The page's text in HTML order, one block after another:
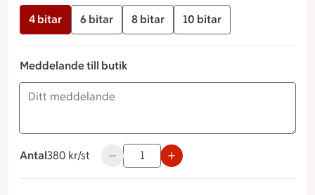
4 bitar 6 bitar 8 bitar 10 bitar
Meddelande till butik
Antal
380 kronor styck
380 kr/st Använd knapparna för att minska eller